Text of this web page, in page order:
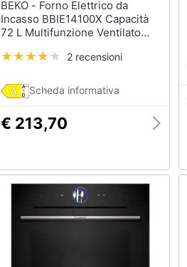
BEKO - Forno Elettrico da
Incasso BBIE14100X Capacità
72 L Multifunzione Ventilato
W Colore Acciaio Inox
2 recensioni
Scheda informativa
€ 213,70